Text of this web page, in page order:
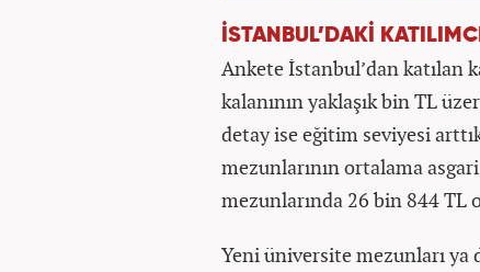
İSTANBUL’DAKİ
Ankete İstanbul’dan katılan
kalanının yaklaşık bin TL
detay ise eğitim seviyesi
mezunlarının ortalama
mezunlarında 26 bin 844 TL
Yeni üniversite mezunları ya